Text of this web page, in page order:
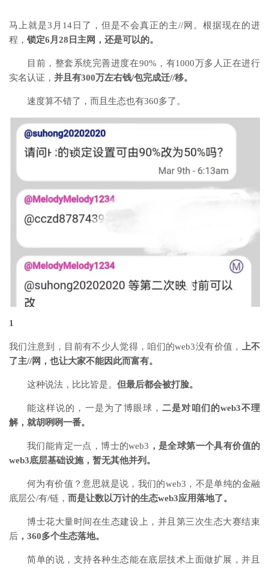
马上就是3月14日了，但是不会真正的主//网。根据现在的进
程， 锁定6月28日主网，还是可以的。
目前，整套系统完善进度在90%，有1000万多人正在进行
实名认证， 并且有300万左右钱/包完成迁//移。
速度算不错了，而且生态也有360多了。
1
我们注意到，目前有不少人觉得，咱们的web3没有价值，
上不
了主//网，也让大家不能因此而富有。
这种说法，比比皆是。 但最后都会被打脸。
能这样说的，一是为了博眼球，二是对咱们的web3不理
解，就胡咧咧一番。
我们能肯定一点，博士的web3 ，是全球第一个具有价值的
web3底层基础设施，暂无其他并列。
何为有价值？意思就是说，我们的web3，不是单纯的金融
底层公/有/链， 而是让数以万计的生态web3应用落地了。
博士花大量时间在生态建设上，并且第三次生态大赛结束
后 ，360多个生态落地。
简单的说，支持各种生态能在底层技术上面做扩展，并且